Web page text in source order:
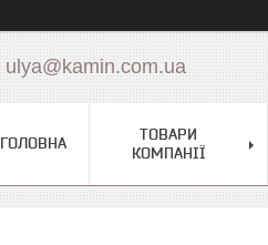
ulya@kamin.com.ua
ГОЛОВНА
ТОВАРИ
КОМПАНІЇ